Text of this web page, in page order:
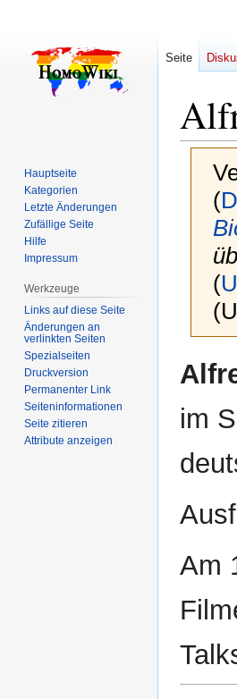
(
(
Suche
im
Am
Seite
Hauptseite
Kategorien
Letzte Änderungen
Zufällige Seite
Hilfe
Impressum
Werkzeuge
Links auf diese Seite
Änderungen an
verlinkten Seiten
Spezialseiten
Druckversion
Permanenter Link
Seiten­­informationen
Seite zitieren
Attribute anzeigen